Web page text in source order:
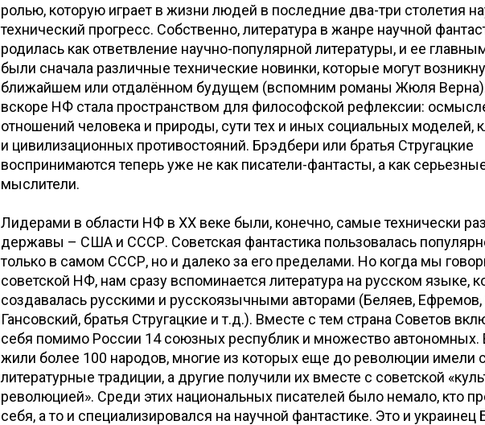
ролью, которую играет в жизни людей в последние два-три столетия
технический прогресс. Собственно, литература в жанре научной
родилась как ответвление научно-популярной литературы, и ее
были сначала различные технические новинки, которые могут
ближайшем или отдалённом будущем (вспомним романы Жюля
вскоре НФ стала пространством для философской рефлексии:
отношений человека и природы, сути тех и иных социальных моделей,
и цивилизационных противостояний. Брэдбери или братья Стругацкие
воспринимаются теперь уже не как писатели-фантасты, а как
мыслители.
Лидерами в области НФ в ХХ веке были, конечно, самые технически
державы – США и СССР. Советская фантастика пользовалась
только в самом СССР, но и далеко за его пределами. Но когда мы
советской НФ, нам сразу вспоминается литература на русском языке,
создавалась русскими и русскоязычными авторами (Беляев, Ефремов,
Гансовский, братья Стругацкие и т.д.). Вместе с тем страна Советов
себя помимо России 14 союзных республик и множество
жили более 100 народов, многие из которых еще до революции имели
литературные традиции, а другие получили их вместе с советской
революцией». Среди этих национальных писателей было немало, кто
себя, а то и специализировался на научной фантастике. Это и украинец